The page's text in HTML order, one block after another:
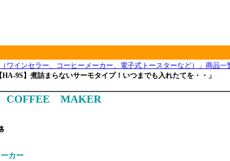
ワインセラー、コーヒーメーカー、電子式トースターなど）」商品一
9S】煮詰まらないサーモタイプ！いつまでも入れたてを・・」
COFFEE MAKER
カー